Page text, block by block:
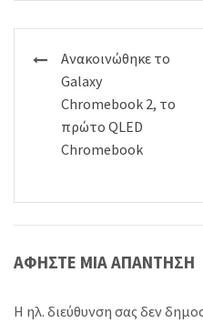
Πλοήγηση
άρθρων
Ανακοινώθηκε το
Galaxy
Chromebook 2, το
πρώτο QLED
Chromebook
ΑΦΉΣΤΕ ΜΙΑ ΑΠΆΝΤΗΣΗ
Η ηλ. διεύθυνση σας δεν